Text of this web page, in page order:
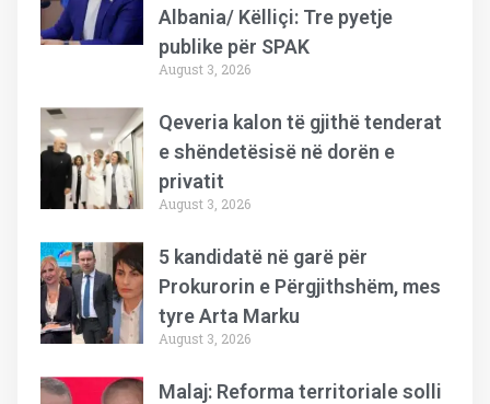
Albania/ Këlliçi: Tre pyetje
publike për SPAK
August 3, 2026
Qeveria kalon të gjithë tenderat
e shëndetësisë në dorën e
privatit
August 3, 2026
5 kandidatë në garë për
Prokurorin e Përgjithshëm, mes
tyre Arta Marku
August 3, 2026
Malaj: Reforma territoriale solli